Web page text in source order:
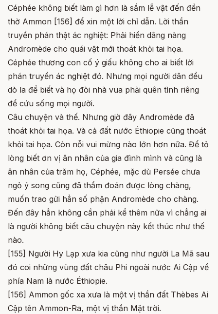
Céphée không biết làm gì hơn là sắm lễ vật đến đền
thờ Ammon [156] để xin một lời chỉ dẫn. Lời thần
truyền phán thật ác nghiệt: Phải hiến dâng nàng
Andromède cho quái vật mới thoát khỏi tai họa.
Céphée thương con cố ý giấu không cho ai biết lời
phán truyền ác nghiệt đó. Nhưng mọi người dân đều
dò la để biết và họ đòi nhà vua phải quên tình riêng
để cứu sống mọi người.
Câu chuyện và thế. Nhưng giờ đây Andromède đã
thoát khỏi tai họa. Và cả đất nước Éthiopie cũng thoát
khỏi tai họa. Còn nỗi vui mừng nào lớn hơn nữa. Để tỏ
lòng biết ơn vị ân nhân của gia đình mình và cũng là
ân nhân của trăm họ, Céphée, mặc dù Persée chưa
ngỏ ý song cũng đã thầm đoán được lòng chàng,
muốn trao gửi hẳn số phận Andromède cho chàng.
Đến đây hẳn không cần phải kể thêm nữa vì chẳng ai
là người không biết câu chuyện này kết thúc như thế
nào.
[155] Người Hy Lạp xưa kia cũng như người La Mã sau
đó coi những vùng đất châu Phi ngoài nước Ai Cập về
phía Nam là nước Éthiopie.
[156] Ammon gốc xa xưa là một vị thần đất Thèbes Ai
Cập tên Ammon-Ra, một vị thần Mặt trời.